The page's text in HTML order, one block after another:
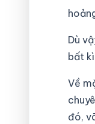
Dù
bất
Về
đó,